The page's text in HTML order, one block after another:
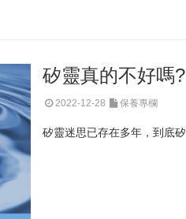
矽靈真的不好嗎?
2022-12-28 保養專欄
矽靈迷思已存在多年，到底